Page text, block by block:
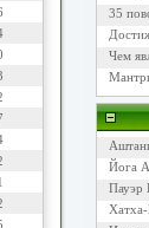
35
Чем
Йога
Пауэр